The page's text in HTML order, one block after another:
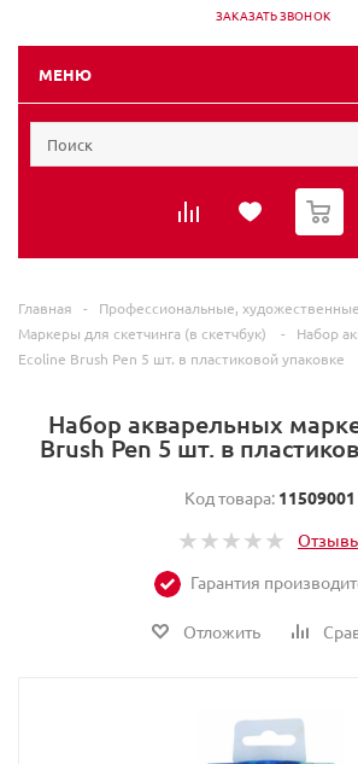
ЗАКАЗАТЬ ЗВОНОК
МЕНЮ
0
Главная - Профессиональные,
Маркеры для скетчинга (в скетчбук)
-
Набор
Ecoline Brush Pen 5 шт. в пластиковой упаковке
Набор акварельных
Brush Pen 5 шт. в
Код товара: 11509001
Гарантия
Отложить